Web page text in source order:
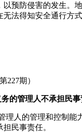
预防侵害的发生。
法得知安全通行方
227期）
的管理人不承担民
理人的管理和控制
民事责任。